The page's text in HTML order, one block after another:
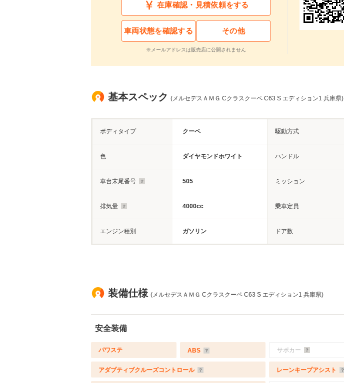
在庫確認・見積依頼をする
車両状態を確認する その他
※メールアドレスは販売店に公開されません
基本スペック (メルセデスＡＭＧ Cクラスクーペ C63 S エディション1 兵庫県)
ボディタイプ クーペ 駆動方式
色 ダイヤモンドホワイト ハンドル
車台末尾番号 505 ミッション
排気量 4000cc 乗車定員
エンジン種別 ガソリン ドア数
装備仕様 (メルセデスＡＭＧ Cクラスクーペ C63 S エディション1 兵庫県)
安全装備
パワステ ABS サポカー
アダプティブクルーズコントロール レーンキープアシスト